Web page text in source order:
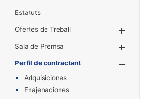
Estatuts
Ofertes de Treball
Sala de Premsa
Perfil de contractant
Adquisiciones
Enajenaciones